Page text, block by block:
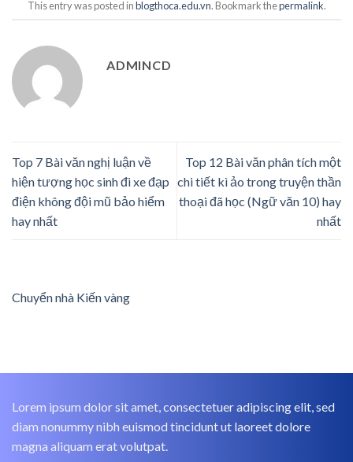
This entry was posted inblogthoca.edu.vn. Bookmark thepermalink.
ADMINCD
Top 7 Bài văn nghị luận về
hiện tượng học sinh đi xe đạp
điện không đội mũ bảo hiểm
hay nhất
Top 12 Bài văn phân tích một
chi tiết kì ảo trong truyện thần
thoại đã học (Ngữ văn 10) hay
nhất
Chuyển nhà Kiến vàng
Lorem ipsum dolor sit amet, consectetuer adipiscing elit, sed
diam nonummy nibh euismod tincidunt ut laoreet dolore
magna aliquam erat volutpat.